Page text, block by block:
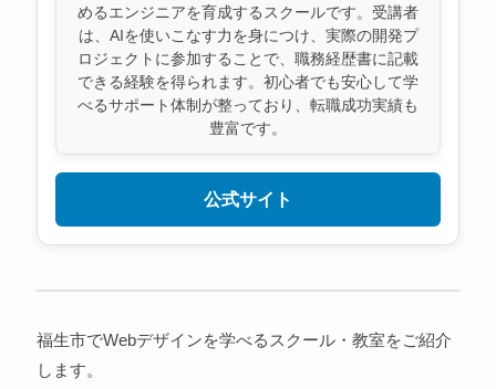
めるエンジニアを育成するスクールです。受講者
は、AIを使いこなす力を身につけ、実際の開発プ
ロジェクトに参加することで、職務経歴書に記載
できる経験を得られます。初心者でも安心して学
べるサポート体制が整っており、転職成功実績も
豊富です。
公式サイト
福生市でWebデザインを学べるスクール・教室をご紹介
します。